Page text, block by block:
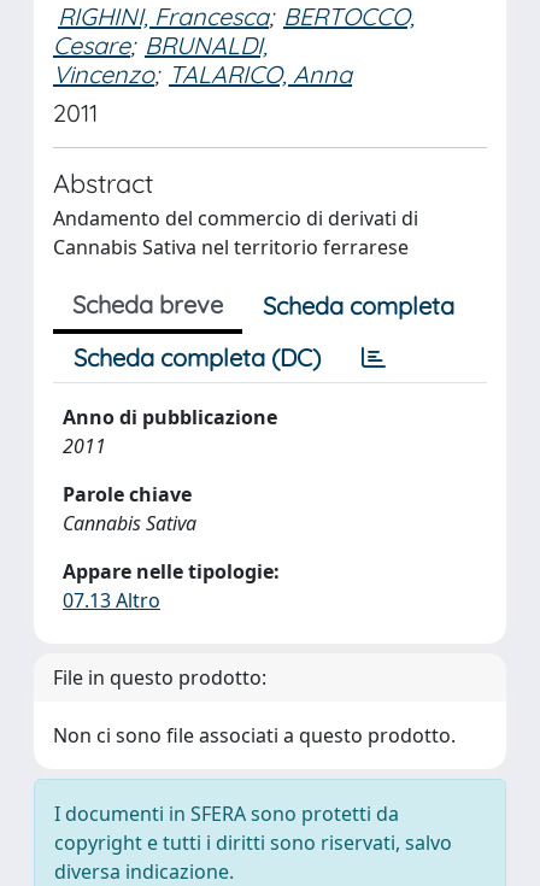
RIGHINI, Francesca; BERTOCCO,
Cesare; BRUNALDI,
Vincenzo; TALARICO, Anna
2011
Abstract
Andamento del commercio di derivati di
Cannabis Sativa nel territorio ferrarese
Scheda breve
Scheda completa
Scheda completa (DC)
Anno di pubblicazione
2011
Parole chiave
Cannabis Sativa
Appare nelle tipologie:
07.13 Altro
File in questo prodotto:
Non ci sono file associati a questo prodotto.
I documenti in SFERA sono protetti da
copyright e tutti i diritti sono riservati, salvo
diversa indicazione.